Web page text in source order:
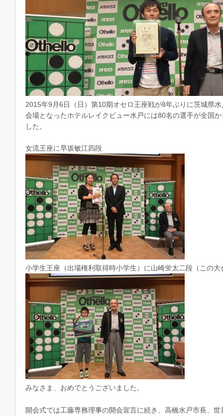
2015年9月6日（日）第10期オセロ王座戦が8年ぶりに茨城県
会場となったホテルレイクビュー水戸には80名の選手が全国
した。
女流王座に早坂敏江四段
小学生王座（出場権利取得時小学生）に山崎蛍太二段（この大
みなさま、おめでとうございました。
開会式では工藤専務理事の開会宣言に続き、高橋水戸市長、